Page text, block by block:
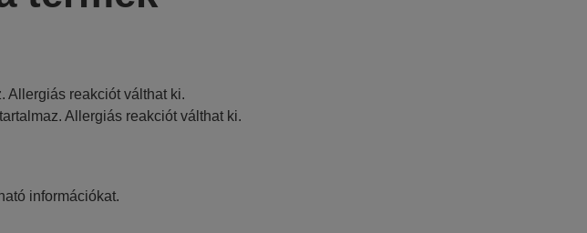
Allergiás reakciót válthat ki.
Allergiás reakciót válthat ki.
információkat.